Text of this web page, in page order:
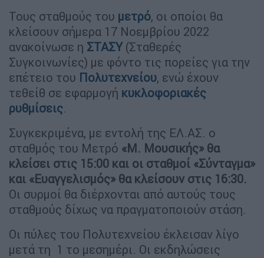
Τους σταθμούς του μετρό, οι οποίοι θα
κλείσουν σήμερα 17 Νοεμβρίου 2022
ανακοίνωσε η ΣΤΑΣΥ (Σταθερές
Συγκοινωνίες) με φόντο τις πορείες για την
επέτειο του Πολυτεχνείου, ενώ έχουν
τεθείθ σε εφαρμογή κυκλοφοριακές
ρυθμίσεις.
Συγκεκριμένα, με εντολή της ΕΛ.ΑΣ. ο
σταθμός του Μετρό «Μ. Μουσικής» θα
κλείσει στις 15:00 και οι σταθμοί «Σύνταγμα»
και «Ευαγγελισμός» θα κλείσουν στις 16:30.
Οι συρμοί θα διέρχονται από αυτούς τους
σταθμούς δίχως να πραγματοποιούν στάση.
Οι πύλες του Πολυτεχνείου έκλεισαν λίγο
μετά τη 1 το μεσημέρι. Οι εκδηλώσεις